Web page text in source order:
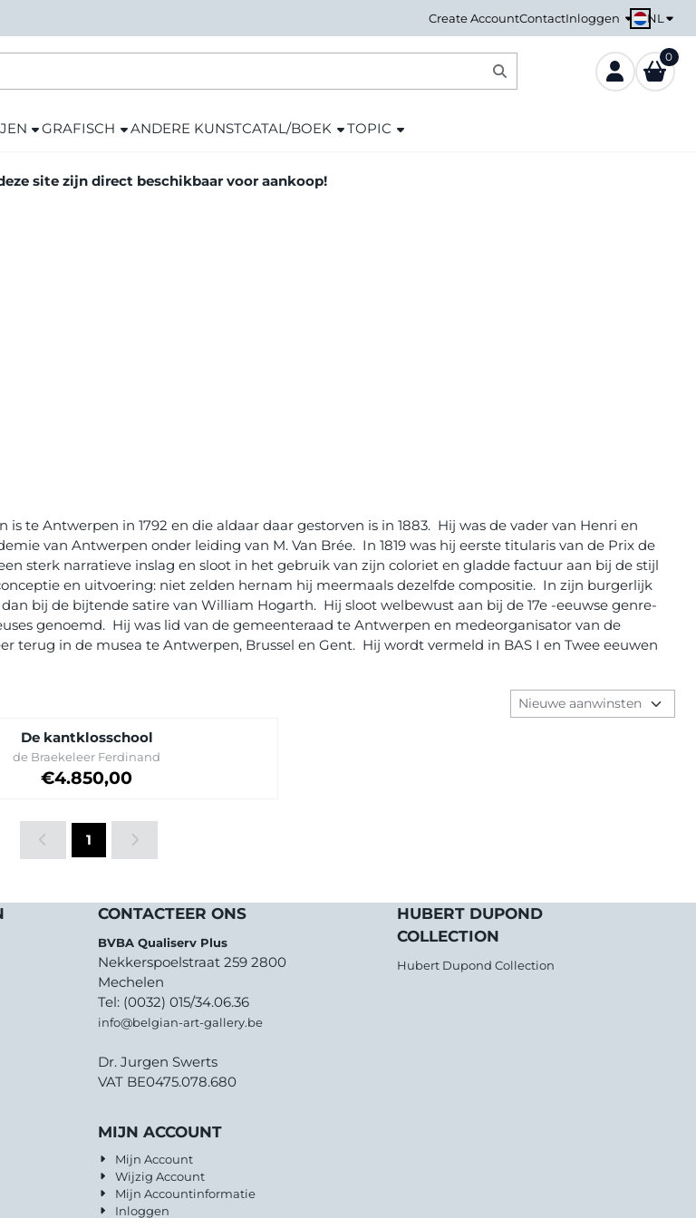
Create AccountContactInloggen NL
0
GRAFISCH ANDERE KUNSTCATAL/BOEK TOPIC
site zijn direct beschikbaar voor aankoop!
te Antwerpen in 1792 en die aldaar daar gestorven is in 1883. Hij was de vader van Henri en
van Antwerpen onder leiding van M. Van Brée. In 1819 was hij eerste titularis van de Prix de
sterk narratieve inslag en sloot in het gebruik van zijn coloriet en gladde factuur aan bij de stijl
en uitvoering: niet zelden hernam hij meermaals dezelfde compositie. In zijn burgerlijk
bij de bijtende satire van William Hogarth. Hij sloot welbewust aan bij de 17e -eeuwse genre-
genoemd. Hij was lid van de gemeenteraad te Antwerpen en medeorganisator van de
terug in de musea te Antwerpen, Brussel en Gent. Hij wordt vermeld in BAS I en Twee eeuwen
Sorteermethode
De kantklosschool
Merk:
de Braekeleer Ferdinand
Prijs: 4 850,00
€4.850,00
1
CONTACTEER ONS
BVBA Qualiserv Plus
Nekkerspoelstraat 259 2800
Mechelen
Tel: (0032) 015/34.06.36
info@belgian-art-gallery.be
Dr. Jurgen Swerts
VAT BE0475.078.680
HUBERT DUPOND
COLLECTION
Hubert Dupond Collection
MIJN ACCOUNT
Mijn Account
Wijzig Account
Mijn Accountinformatie
Inloggen